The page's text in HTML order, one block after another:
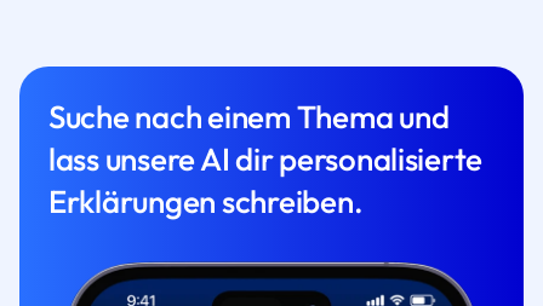
Suche nach einem Thema und
lass unsere AI dir personalisierte
Erklärungen schreiben.